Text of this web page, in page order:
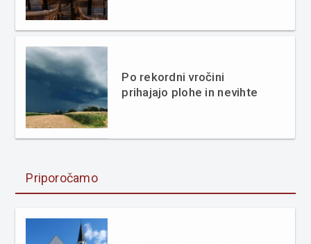
Po rekordni vročini
prihajajo plohe in nevihte
Priporočamo